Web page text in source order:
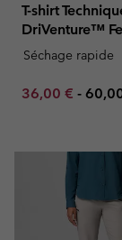
T-shirt
DriVenture™
Séchage rapide
Minimum sale
36,00 € -